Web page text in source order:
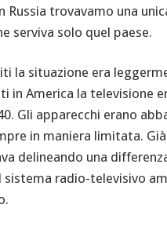
Russia trovavamo una
serviva solo quel paese.
la situazione era
in America la televisione
Gli apparecchi erano
in maniera limitata.
delineando una
radio-televisivo